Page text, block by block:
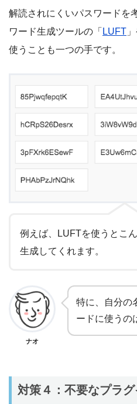
解読されにくいパスワードを
ワード生成ツールの「 LUFT
使うことも一つの手です。
例えば、LUFTを使うとこ
生成してくれます。
ナオ
特に、自分の
ードに使うの
対策４：不要なプラ